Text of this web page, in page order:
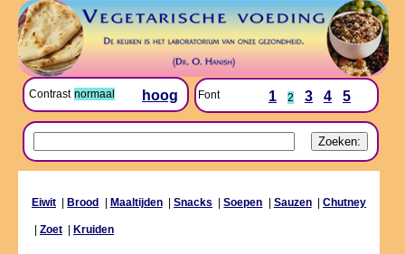
Contrast normaal hoog Font 1 2 3 4 5
Eiwit Brood Maaltijden|Snacks |Soepen Sauzen|Chutney
Zoet Kruiden